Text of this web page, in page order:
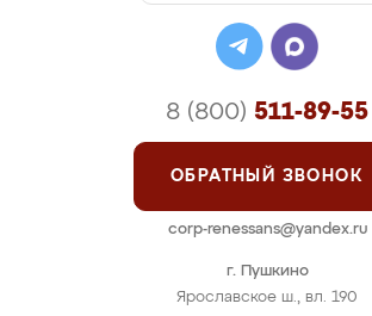
г. Пушкино
Ярославское ш., вл. 190
8 (800) 511-89-55
ОБРАТНЫЙ ЗВОНОК
corp-renessans@yandex.ru